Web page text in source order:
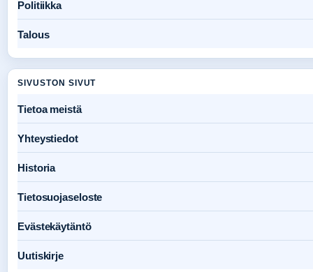
Politiikka
Talous
SIVUSTON SIVUT
Tietoa meistä
Yhteystiedot
Historia
Tietosuojaseloste
Evästekäytäntö
Uutiskirje